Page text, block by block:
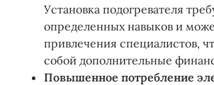
Установка подогревателя
определенных навыков и
привлечения специалистов,
собой дополнительные
Повышенное потребление